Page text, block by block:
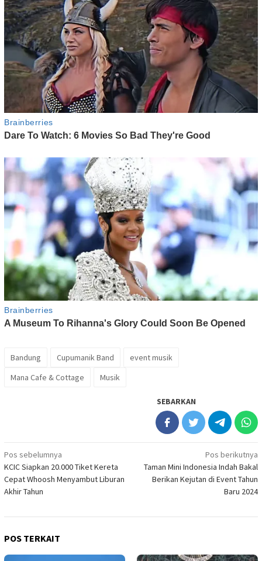
Bandung Cupumanik Band
event musik
Mana Cafe & Cottage
Musik
SEBARKAN
Navigasi
pos
Pos sebelumnya
KCIC Siapkan 20.000 Tiket Kereta
Cepat Whoosh Menyambut Liburan
Akhir Tahun
Pos berikutnya
Taman Mini Indonesia Indah Bakal
Berikan Kejutan di Event Tahun
Baru 2024
POS TERKAIT